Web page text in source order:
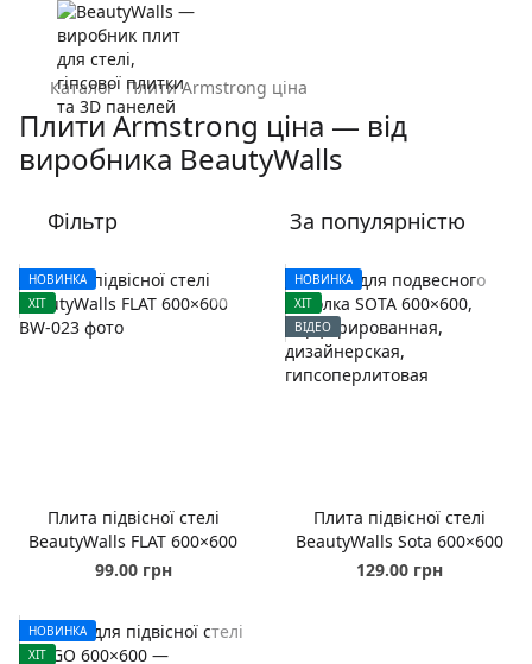
Каталог Плити Armstrong ціна
Плити Armstrong ціна — від
виробника BeautyWalls
Фільтр За популярністю
НОВИНКА
ХІТ
Плита підвісної стелі
BeautyWalls FLAT 600×600
99.00 грн
НОВИНКА
ХІТ
ВІДЕО
Плита підвісної стелі
BeautyWalls Sota 600×600
129.00 грн
НОВИНКА
ХІТ